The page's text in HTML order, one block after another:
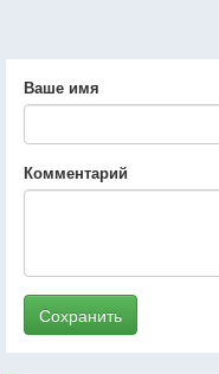
Ваше имя
Комментарий
Сохранить